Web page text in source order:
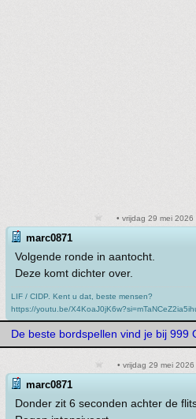
• vrijdag 29 mei 2026
marc0871
Volgende ronde in aantocht.
Deze komt dichter over.
LIF / CIDP. Kent u dat, beste mensen?
https://youtu.be/
De beste bordspellen vind je bij 999
• vrijdag 29 mei 2026
marc0871
Donder zit 6 seconden achter de